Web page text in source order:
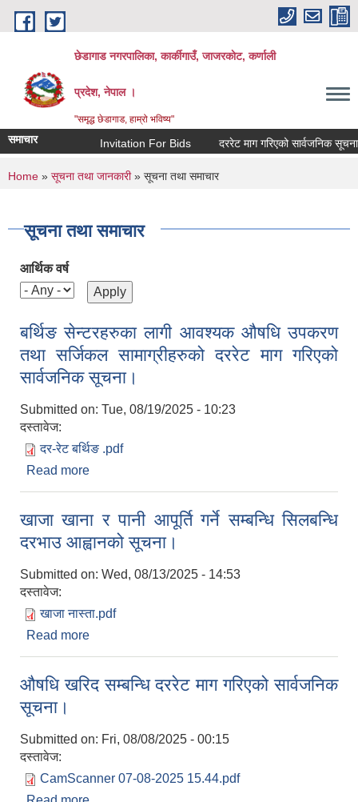
Skip to main content
छेडागाड नगरपालिका, कार्कीगाउँ, जाजरकाेट, कर्णाली
प्रदेश, नेपाल ।
"समृद्ध छेडागाड, हाम्रो भविष्य"
समाचार Invitation For Bids दररेट माग गरिएको सार्वजनिक सूचना।
You are here
Home » सूचना तथा जानकारी» सूचना तथा समाचार
सूचना तथा समाचार
आर्थिक वर्ष
बर्थिङ सेन्टरहरुका लागी आवश्यक औषधि उपकरण
तथा सर्जिकल सामाग्रीहरुको दररेट माग गरिएको
सार्वजनिक सूचना।
Submitted on: Tue, 08/19/2025 - 10:23
दस्तावेज:
दर-रेट बर्थिङ .pdf
Read more
खाजा खाना र पानी आपूर्ति गर्ने सम्बन्धि सिलबन्धि
दरभाउ आह्वानको सूचना।
Submitted on: Wed, 08/13/2025 - 14:53
दस्तावेज:
खाजा नास्ता.pdf
Read more
औषधि खरिद सम्बन्धि दररेट माग गरिएको सार्वजनिक
सूचना।
Submitted on: Fri, 08/08/2025 - 00:15
दस्तावेज:
CamScanner 07-08-2025 15.44.pdf